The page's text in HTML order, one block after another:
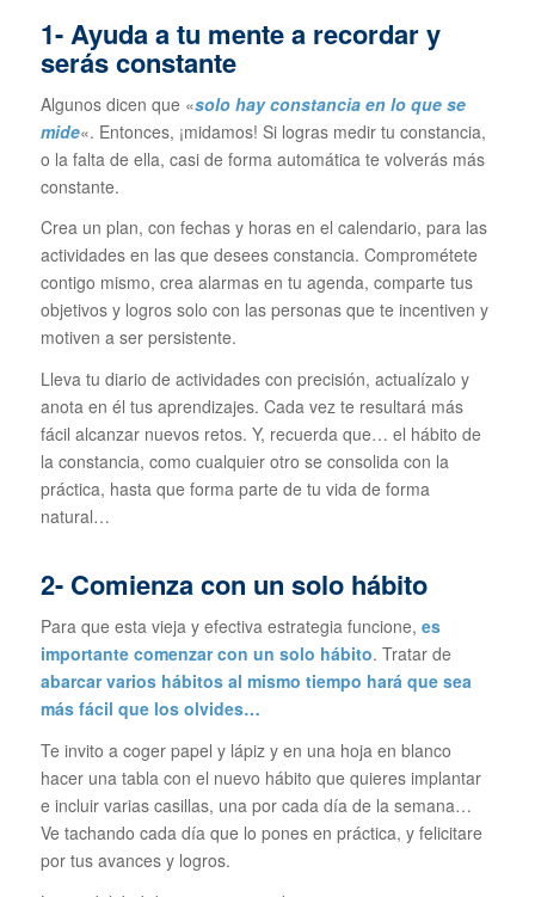
1- Ayuda a tu mente a recordar y
serás constante
Algunos dicen que «solo hay constancia en lo que se
mide«. Entonces, ¡midamos! Si logras medir tu constancia,
o la falta de ella, casi de forma automática te volverás más
constante.
Crea un plan, con fechas y horas en el calendario, para las
actividades en las que desees constancia. Comprométete
contigo mismo, crea alarmas en tu agenda, comparte tus
objetivos y logros solo con las personas que te incentiven y
motiven a ser persistente.
Lleva tu diario de actividades con precisión, actualízalo y
anota en él tus aprendizajes. Cada vez te resultará más
fácil alcanzar nuevos retos. Y, recuerda que… el hábito de
la constancia, como cualquier otro se consolida con la
práctica, hasta que forma parte de tu vida de forma
natural…
2- Comienza con un solo hábito
Para que esta vieja y efectiva estrategia funcione, es
importante comenzar con un solo hábito. Tratar de
abarcar varios hábitos al mismo tiempo hará que sea
más fácil que los olvides…
Te invito a coger papel y lápiz y en una hoja en blanco
hacer una tabla con el nuevo hábito que quieres implantar
e incluir varias casillas, una por cada día de la semana…
Ve tachando cada día que lo pones en práctica, y felicitare
por tus avances y logros.